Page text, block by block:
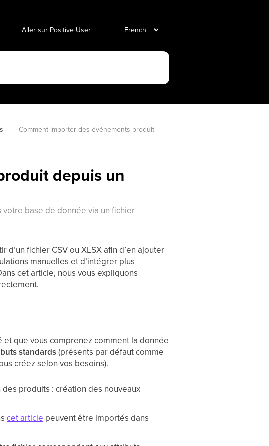
Aller sur Positive User
Comment importer des événements produit
depuis un
base de donnée via un fichier
fichier CSV ou XLSX afin d’en ajouter
manuelles et d’intégrer plus
cet article, nous vous expliquons
que vous comprenez comment la donnée
standards(présents par défaut comme
créez selon vos besoins).
produits : création des nouveaux
cet article peuvent être importés dans